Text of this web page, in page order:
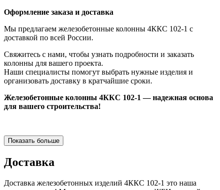
Оформление заказа и доставка
Мы предлагаем железобетонные колонны 4ККС 102-1 с
доставкой по всей России.
Свяжитесь с нами, чтобы узнать подробности и заказать
колонны для вашего проекта.
Наши специалисты помогут выбрать нужные изделия и
организовать доставку в кратчайшие сроки.
Железобетонные колонны 4ККС 102-1 — надежная основа
для вашего строительства!
Показать больше
Доставка
Доставка железобетонных изделий 4ККС 102-1 это наша